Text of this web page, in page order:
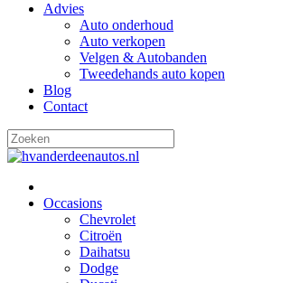
Advies
Auto onderhoud
Auto verkopen
Velgen & Autobanden
Tweedehands auto kopen
Blog
Contact
Occasions
Chevrolet
Citroën
Daihatsu
Dodge